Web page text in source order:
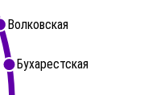
Волковская
Бухарестская